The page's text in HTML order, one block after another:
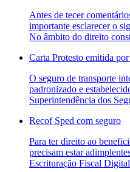
Antes de tecer
importante esclarecer o
No âmbito do direito
Carta Protesto emitida
O seguro de transporte
padronizado e
Superintendência dos
Recof Sped com seguro
Para ter direito ao
precisam estar
Escrituração Fiscal